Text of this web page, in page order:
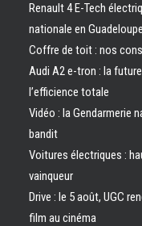
Renault 4 E-Tech
nationale en Guadeloupe
Coffre de toit : nos
Audi A2 e-tron : la
l’efficience totale
Vidéo : la Gendarmerie
bandit
Voitures électriques :
vainqueur
Drive : le 5 août, UGC
film au cinéma